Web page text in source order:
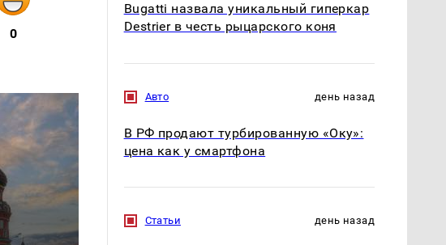
0
Bugatti назвала уникальный гиперкар
Destrier в честь рыцарского коня
Авто день назад
В РФ продают турбированную «Оку»:
цена как у смартфона
Статьи день назад